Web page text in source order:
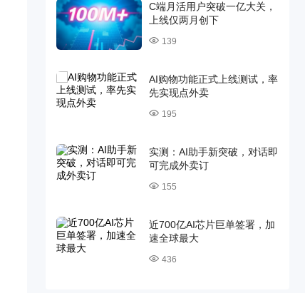
C端月活用户突破一亿大关，
上线仅两月创下
139
AI购物功能正式上线测试，率
先实现点外卖
195
实测：AI助手新突破，对话即
可完成外卖订
155
近700亿AI芯片巨单签署，加
速全球最大
436